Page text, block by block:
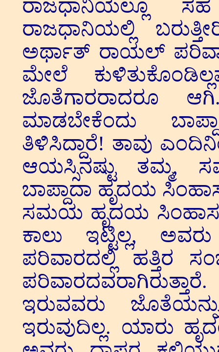
ರಾಜಧಾನಿಯಲ್ಲೂ
ರಾಜಧಾನಿಯಲ್ಲಿ
ಅರ್ಥಾತ್ ರಾಯಲ್
ಮೇಲೆ
ಜೊತೆಗಾರರಾದರೂ
ಮಾಡಬೇಕೆಂದು
ತಿಳಿಸಿದ್ದಾರೆ! ತಾವು
ಆಯಸ್ಸಿನಷ್ಟು ತಮ್ಮ,
ಬಾಪ್ದಾದಾ ಹೃದಯ
ಸಮಯ ಹೃದಯ
ಕಾಲು ಇಟ್ಟಿಲ್ಲ,
ಪರಿವಾರದಲ್ಲಿ ಹತ್ತಿರ
ಇರುವವರು
ಇರುವುದಿಲ್ಲ. ಯಾರು